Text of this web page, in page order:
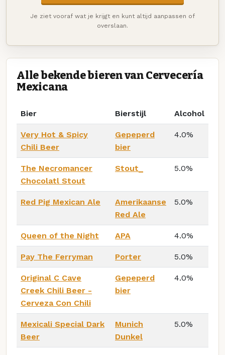
Je ziet vooraf wat je krijgt en kunt altijd aanpassen of
overslaan.
Alle bekende bieren van Cervecería
Mexicana
Bier Bierstijl Alcohol
Very Hot & Spicy
Chili Beer
Gepeperd
bier
4.0%
The Necromancer
Chocolatl Stout
Stout_ 5.0%
Red Pig Mexican Ale
Amerikaanse
Red Ale
5.0%
Queen of the Night APA 4.0%
Pay The Ferryman Porter 5.0%
Original C Cave
Creek Chili Beer -
Cerveza Con Chili
Gepeperd
bier
4.0%
Mexicali Special Dark
Beer
Munich
Dunkel
5.0%